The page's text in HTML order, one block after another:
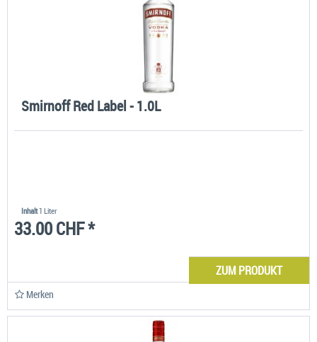
Smirnoff Red Label - 1.0L
Inhalt1 Liter
33.00 CHF *
ZUM PRODUKT
Merken